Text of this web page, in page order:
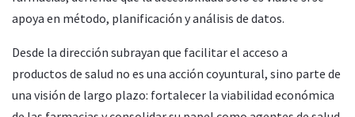
apoya en método, planificación y análisis de datos.
Desde la dirección subrayan que facilitar el acceso a
productos de salud no es una acción coyuntural, sino parte de
una visión de largo plazo: fortalecer la viabilidad económica